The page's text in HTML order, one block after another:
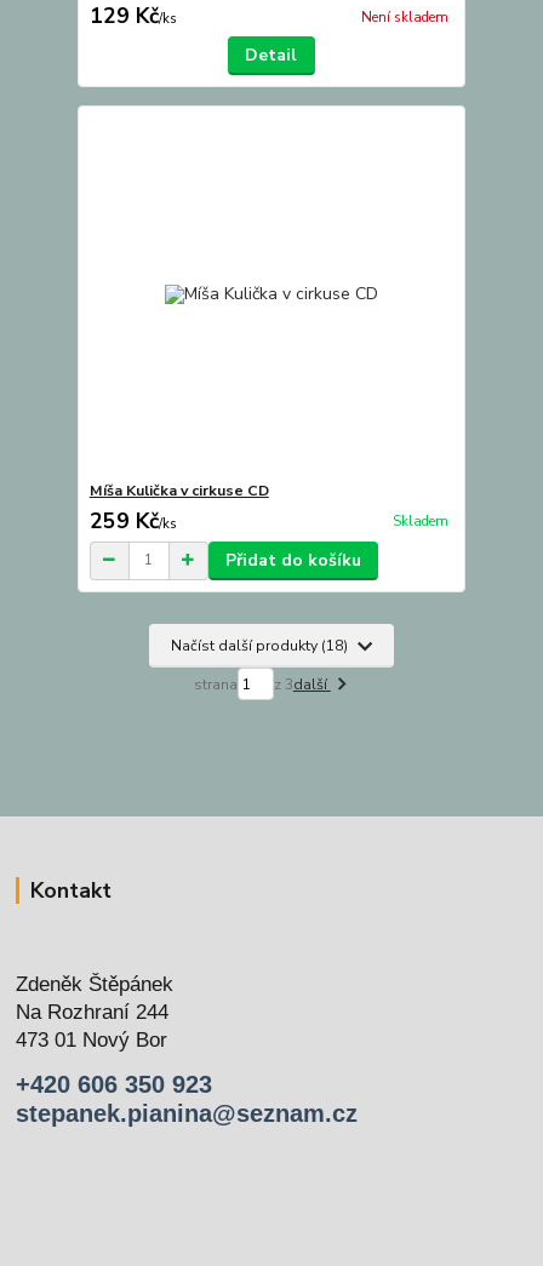
129 Kč/ks Není skladem
Detail
Míša Kulička v cirkuse CD
259 Kč/ks Skladem
Přidat do košíku
Načíst další produkty (18)
strana z 3další
Kontakt
Zdeněk Štěpánek
Na Rozhraní 244
473 01 Nový Bor
+420 606 350 923
stepanek.pianina@seznam.cz